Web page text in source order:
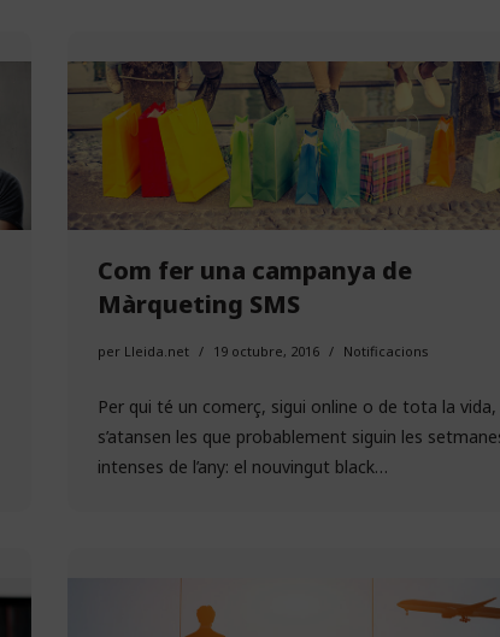
Com fer una campanya de
Màrqueting SMS
per Lleida.net 19 octubre, 2016 Notificacions
Per qui té un comerç, sigui online o de tota la vida,
s’atansen les que probablement siguin les
intenses de l’any: el nouvingut black…